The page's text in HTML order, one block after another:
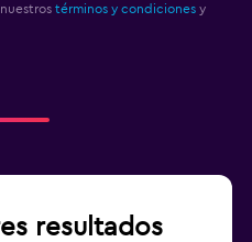
términos y condiciones y
resultados